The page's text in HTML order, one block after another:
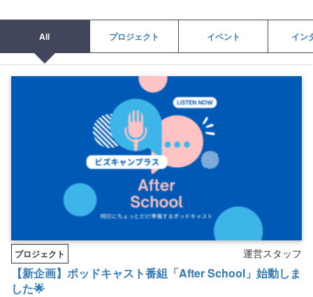
All プロジェクト イベント イン
プロジェクト 運営スタッフ
【新企画】ポッドキャスト番組「After School」始動しま
した🌟